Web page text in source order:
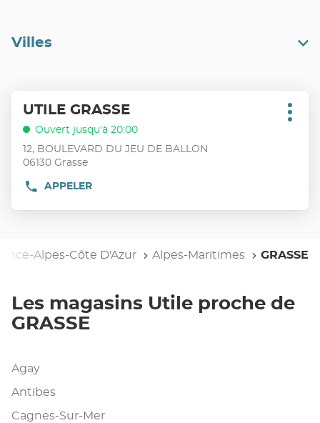
Villes
sur
touche
ENTRÉE
obtenir
de
informations
Point
de
UTILE GRASSE
Ouvert jusqu'à 20:00
12, BOULEVARD DU JEU DE BALLON
06130 Grasse
APPELER
AFFICHER
NUMÉRO
DU
POINT
GRASSE
Plus
Alpes-Côte D'Azur Alpes-Maritimes GRASSE
Les magasins Utile proche de
GRASSE
Agay
Antibes
Cagnes-Sur-Mer